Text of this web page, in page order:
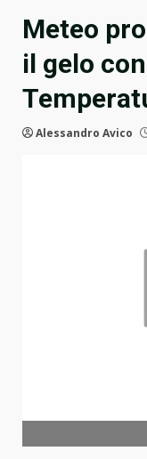
Meteo
il gelo
Alessandro Avico